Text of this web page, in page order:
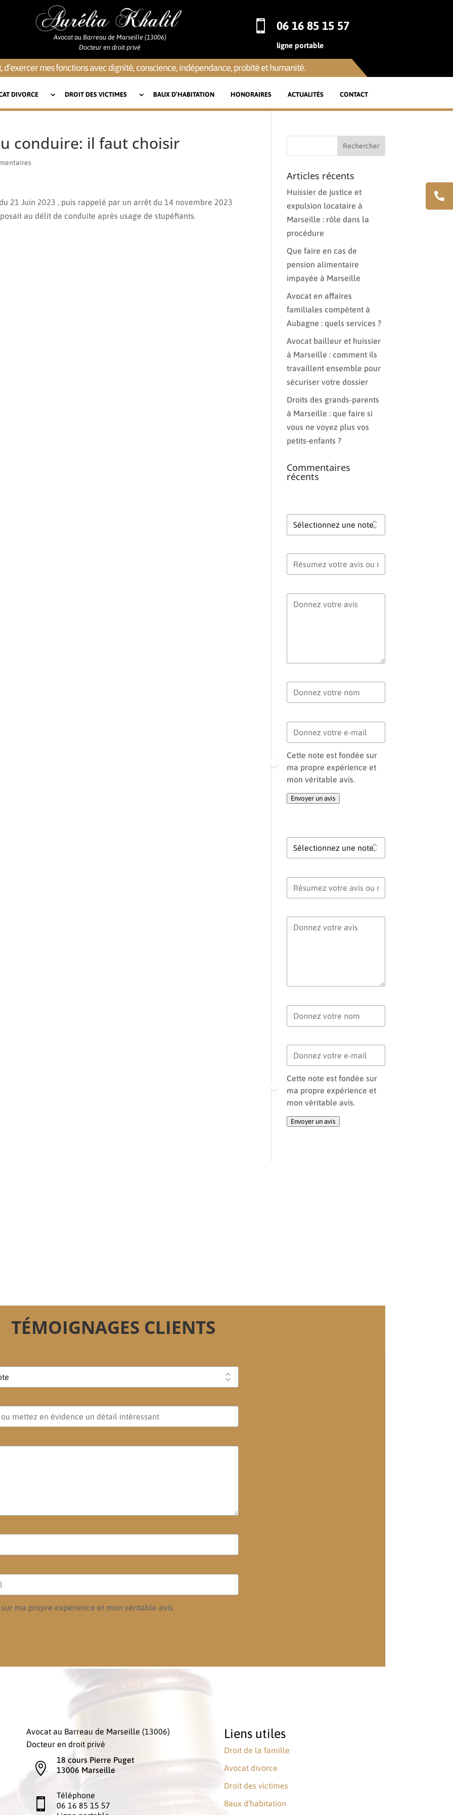
Avocat au Barreau de Marseille (13006)
Docteur en droit privé
 06 16 85 15 57
ligne portable
d’exercer mes fonctions avec dignité, conscience, indépendance, probité et humanité.
DIVORCE DROIT DES VICTIMES BAUX D’HABITATION HONORAIRES ACTUALITÉS CONTACT
conduire: il faut choisir
21 Juin 2023 , puis rappelé par un arrêt du 14 novembre 2023
au délit de conduite après usage de stupéfiants.
Articles récents
Huissier de justice et
expulsion locataire à
Marseille : rôle dans la
procédure
Que faire en cas de
pension alimentaire
impayée à Marseille
Avocat en affaires
familiales compétent à
Aubagne : quels services ?
Avocat bailleur et huissier
à Marseille : comment ils
travaillent ensemble pour
sécuriser votre dossier
Droits des grands-parents
à Marseille : que faire si
vous ne voyez plus vos
petits-enfants ?
Commentaires
récents
Cette note est fondée sur
ma propre expérience et
mon véritable avis.
Envoyer un avis
Cette note est fondée sur
ma propre expérience et
mon véritable avis.
Envoyer un avis
TÉMOIGNAGES CLIENTS
ma propre expérience et mon véritable avis.
Avocat au Barreau de Marseille (13006)
Docteur en droit privé

18 cours Pierre Puget
13006 Marseille

Téléphone
06 16 85 15 57
Liens utiles
Droit de la famille
Avocat divorce
Droit des victimes
Baux d’habitation